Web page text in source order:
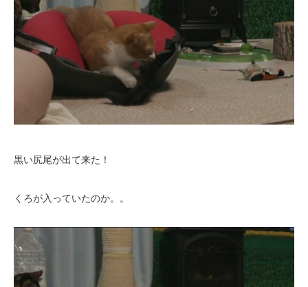
黒い尻尾が出て来た！
くろが入っていたのか。。